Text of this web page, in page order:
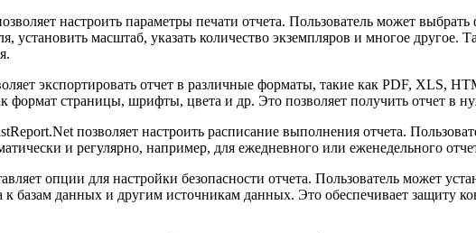
настроить параметры печати отчета. Пользователь может
установить масштаб, указать количество экземпляров и многое
экспортировать отчет в различные форматы, такие как PDF, XLS,
формат страницы, шрифты, цвета и др. Это позволяет получить отчет в
позволяет настроить расписание выполнения отчета.
и регулярно, например, для ежедневного или еженедельного
опции для настройки безопасности отчета. Пользователь может
к базам данных и другим источникам данных. Это обеспечивает защиту